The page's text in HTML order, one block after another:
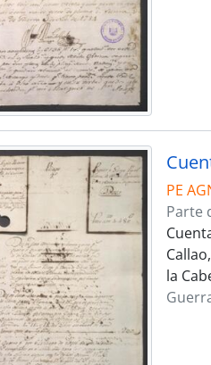
PE
Parte
la